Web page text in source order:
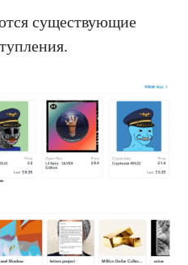
существующие